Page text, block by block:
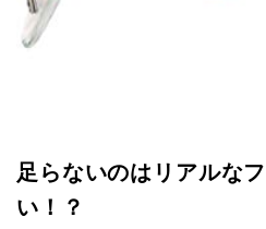
足らないのはリアルな
い！？